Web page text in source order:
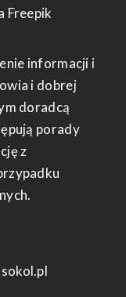
Freepik
informacji i
i dobrej
doradcą
porady
z